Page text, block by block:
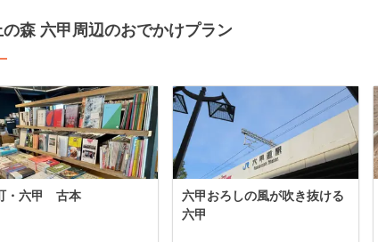
森 六甲周辺のおでかけプラン
・六甲 古本
六甲おろしの風が吹き抜ける
六甲